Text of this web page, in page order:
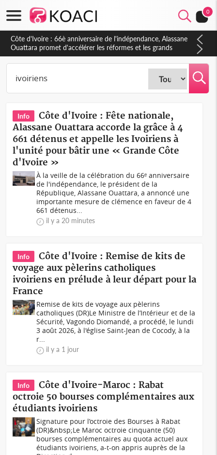
0
Côte d'Ivoire : À Abidjan, Amadou Oury Bah admire le modèle
ivoirien et veut s'en inspirer pour accélérer le développement
de la Guinée
Info
Côte d'Ivoire : Fête nationale,
Alassane Ouattara accorde la grâce à 4
661 détenus et appelle les Ivoiriens à
l'unité pour bâtir une « Grande Côte
d'Ivoire »
À la veille de la célébration du 66ᵉ anniversaire
de l'indépendance, le président de la
République, Alassane Ouattara, a annoncé une
importante mesure de clémence en faveur de 4
661 détenus...
il y a 20 minutes
Info
Côte d'Ivoire : Remise de kits de
voyage aux pèlerins catholiques
ivoiriens en prélude à leur départ pour la
France
Remise de kits de voyage aux pèlerins
catholiques (DR)Le Ministre de l’Intérieur et de la
Sécurité, Vagondo Diomandé, a procédé, le lundi
3 août 2026, à l'église Saint-Jean de Cocody, à la
r...
il y a 1 jour
Info
Côte d'Ivoire-Maroc : Rabat
octroie 50 bourses complémentaires aux
étudiants ivoiriens
Signature pour l’octroie des Bourses à Rabat
(DR)&nbsp;Le Maroc octroie cinquante (50)
bourses complémentaires au quota actuel aux
étudiants ivoiriens, a-t-on appris auprès de la